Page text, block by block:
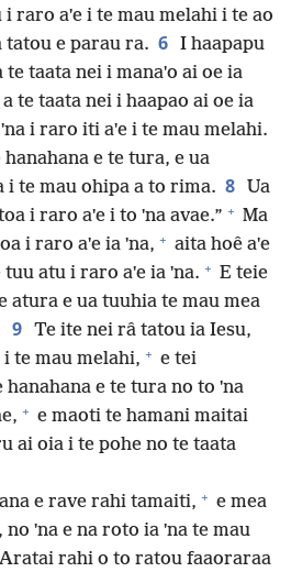
raro aˈe i te mau melahi i te ao
tatou e parau ra. 6 I haapapu
taata nei i manaˈo ai oe ia
te taata nei i haapao ai oe ia
i raro iti aˈe i te mau melahi.
hanahana e te tura, e ua
i te mau ohipa a to rima. 8
Ua
i raro aˈe i to ˈna avae.” + Ma
i raro aˈe ia ˈna, + aita hoê aˈe
atu i raro aˈe ia ˈna. + E teie
atura e ua tuuhia te mau mea
9 Te ite nei râ tatou ia Iesu,
te mau melahi, + e tei
e te tura no to ˈna
+ e maoti te hamani maitai
ai oia i te pohe no te taata
e rave rahi tamaiti, + e mea
ˈna e na roto ia ˈna te mau
rahi o to ratou faaoraraa